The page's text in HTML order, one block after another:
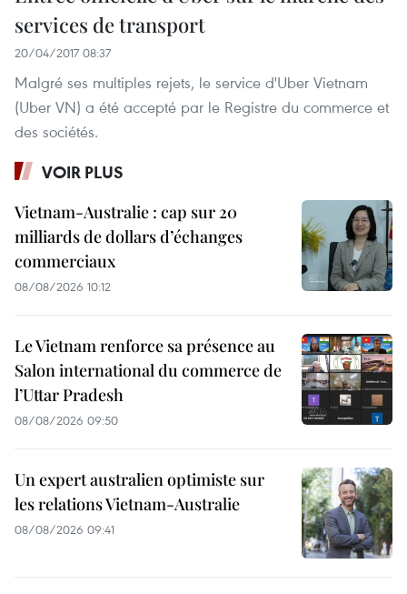
services de transport
20/04/2017 08:37
Malgré ses multiples rejets, le service d'Uber Vietnam
(Uber VN) a été accepté par le Registre du commerce et
des sociétés.
VOIR PLUS
Vietnam-Australie : cap sur 20
milliards de dollars d’échanges
commerciaux
08/08/2026 10:12
Le Vietnam renforce sa présence au
Salon international du commerce de
l’Uttar Pradesh
08/08/2026 09:50
Un expert australien optimiste sur
les relations Vietnam-Australie
08/08/2026 09:41